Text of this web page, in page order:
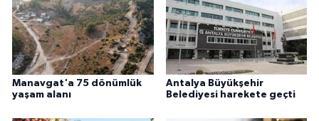
Manavgat'a 75 dönümlük
yaşam alanı
Antalya Büyükşehir
Belediyesi harekete geçti